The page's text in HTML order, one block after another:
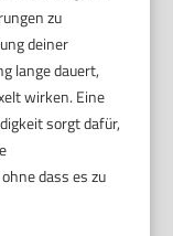
zu
deiner
lange dauert,
wirken. Eine
sorgt dafür,
dass es zu